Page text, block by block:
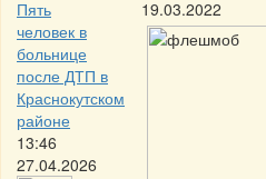
Пять
человек в
больнице
после ДТП в
Краснокутском
районе
13:46
27.04.2026
19.03.2022